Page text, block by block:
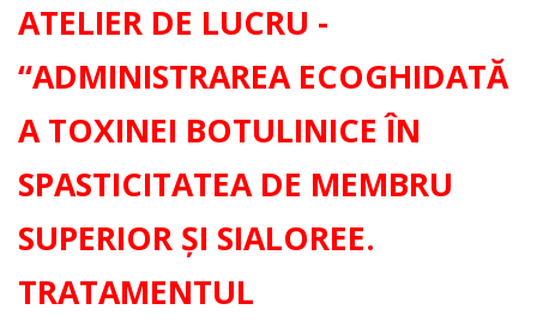
ATELIER DE LUCRU -
“ADMINISTRAREA ECOGHIDATĂ
A TOXINEI BOTULINICE ÎN
SPASTICITATEA DE MEMBRU
SUPERIOR ȘI SIALOREE.
TRATAMENTUL